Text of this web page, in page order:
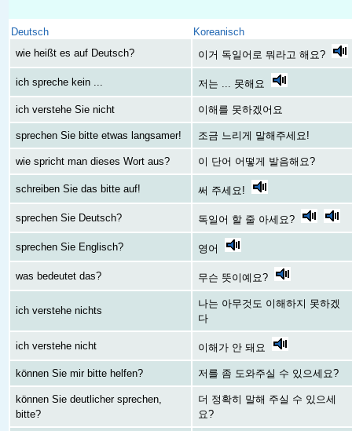
Deutsch
Koreanisch
wie heißt es auf Deutsch?
이거 독일어로 뭐라고 해요?
ich spreche kein ... 저는 ... 못해요
ich verstehe Sie nicht 이해를 못하겠어요
sprechen Sie bitte etwas langsamer! 조금 느리게 말해주세요!
wie spricht man dieses Wort aus? 이 단어 어떻게 발음해요?
schreiben Sie das bitte auf! 써 주세요!
sprechen Sie Deutsch? 독일어 할 줄 아세요?
sprechen Sie Englisch? 영어
was bedeutet das? 무슨 뜻이예요?
ich verstehe nichts
나는 아무것도 이해하지 못하겠
다
ich verstehe nicht 이해가 안 돼요
können Sie mir bitte helfen? 저를 좀 도와주실 수 있으세요?
können Sie deutlicher sprechen,
bitte?
더 정확히 말해 주실 수 있으세
요?